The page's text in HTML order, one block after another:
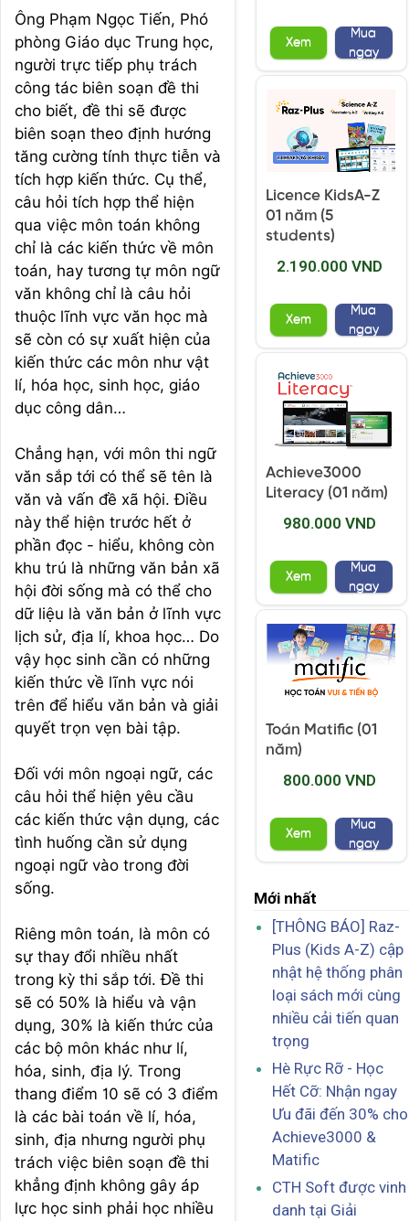
Ông Phạm Ngọc Tiến, Phó
phòng Giáo dục Trung học,
người trực tiếp phụ trách
công tác biên soạn đề thi
cho biết, đề thi sẽ được
biên soạn theo định hướng
tăng cường tính thực tiễn và
tích hợp kiến thức. Cụ thể,
câu hỏi tích hợp thể hiện
qua việc môn toán không
chỉ là các kiến thức về môn
toán, hay tương tự môn ngữ
văn không chỉ là câu hỏi
thuộc lĩnh vực văn học mà
sẽ còn có sự xuất hiện của
kiến thức các môn như vật
lí, hóa học, sinh học, giáo
dục công dân…
Chẳng hạn, với môn thi ngữ
văn sắp tới có thể sẽ tên là
văn và vấn đề xã hội. Điều
này thể hiện trước hết ở
phần đọc - hiểu, không còn
khu trú là những văn bản xã
hội đời sống mà có thể cho
dữ liệu là văn bản ở lĩnh vực
lịch sử, địa lí, khoa học… Do
vậy học sinh cần có những
kiến thức về lĩnh vực nói
trên để hiểu văn bản và giải
quyết trọn vẹn bài tập.
Đối với môn ngoại ngữ, các
câu hỏi thể hiện yêu cầu
các kiến thức vận dụng, các
tình huống cần sử dụng
ngoại ngữ vào trong đời
sống.
Riêng môn toán, là môn có
sự thay đổi nhiều nhất
trong kỳ thi sắp tới. Đề thi
sẽ có 50% là hiểu và vận
dụng, 30% là kiến thức của
các bộ môn khác như lí,
hóa, sinh, địa lý. Trong
thang điểm 10 sẽ có 3 điểm
là các bài toán về lí, hóa,
sinh, địa nhưng người phụ
trách việc biên soạn đề thi
khẳng định không gây áp
lực học sinh phải học nhiều
Xem
Mua
ngay
Licence KidsA-Z
01 năm (5
students)
2.190.000 VND
Xem
Mua
ngay
Achieve3000
Literacy (01 năm)
980.000 VND
Xem
Mua
ngay
Toán Matific (01
năm)
800.000 VND
Xem
Mua
ngay
Mới nhất
[THÔNG BÁO] Raz-
Plus (Kids A-Z) cập
nhật hệ thống phân
loại sách mới cùng
nhiều cải tiến quan
trọng
Hè Rực Rỡ - Học
Hết Cỡ: Nhận ngay
Ưu đãi đến 30% cho
Achieve3000 &
Matific
CTH Soft được vinh
danh tại Giải